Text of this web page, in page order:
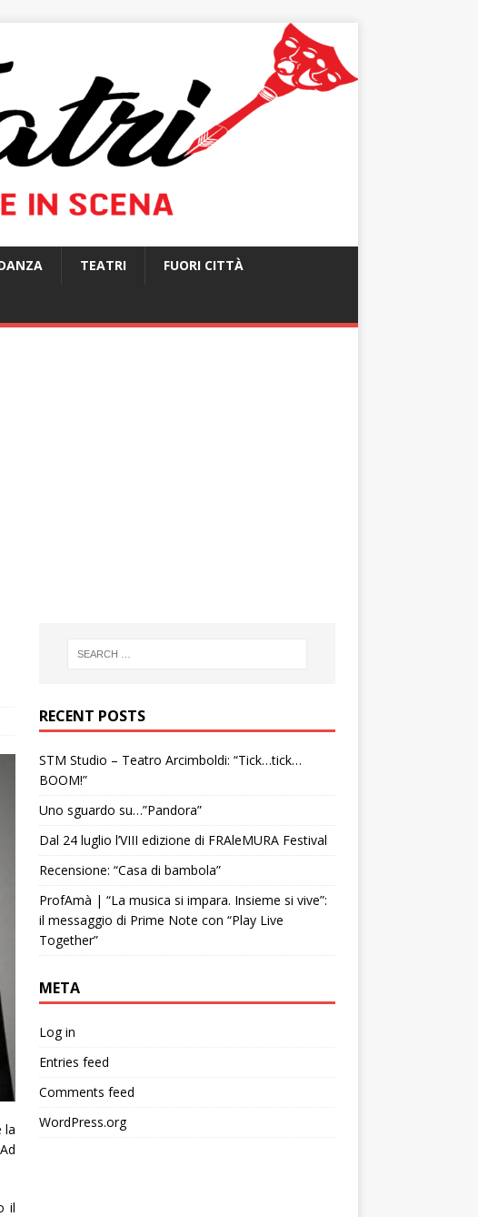
TEATRI FUORI CITTÀ
la
il
RECENT POSTS
STM Studio – Teatro Arcimboldi: “Tick…tick…
BOOM!”
Uno sguardo su…”Pandora”
Dal 24 luglio l’VIII edizione di FRAleMURA Festival
Recensione: “Casa di bambola”
ProfAmà | “La musica si impara. Insieme si vive”:
il messaggio di Prime Note con “Play Live
Together”
META
Log in
Entries feed
Comments feed
WordPress.org